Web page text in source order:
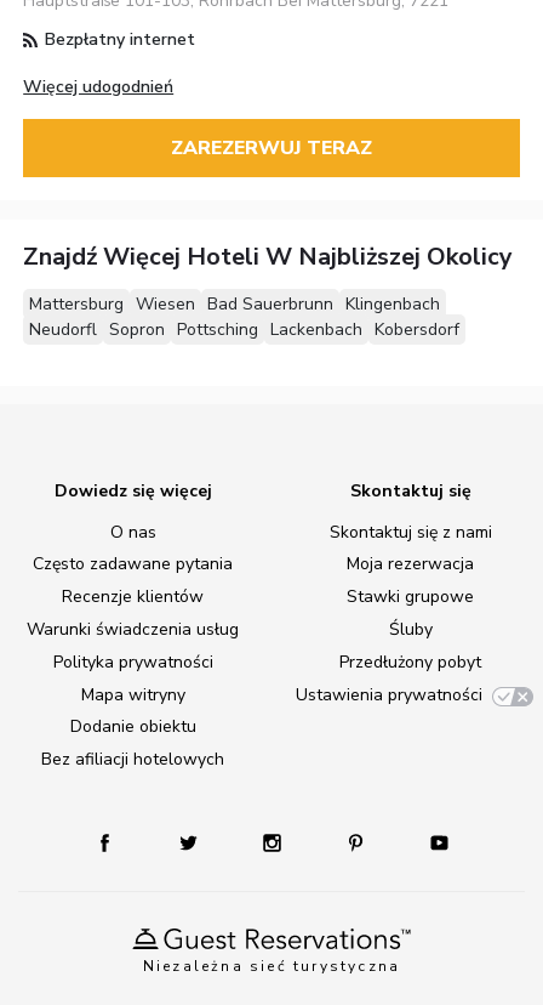
Bezpłatny internet
Więcej udogodnień
ZAREZERWUJ TERAZ
Znajdź Więcej Hoteli W Najbliższej Okolicy
Mattersburg Wiesen Bad Sauerbrunn Klingenbach
Neudorfl Sopron Pottsching Lackenbach Kobersdorf
Niezależna sieć turystyczna
Dowiedz się więcej
O nas
Często zadawane pytania
Recenzje klientów
Warunki świadczenia usług
Polityka prywatności
Mapa witryny
Dodanie obiektu
Bez afiliacji hotelowych
Skontaktuj się
Skontaktuj się z nami
Moja rezerwacja
Stawki grupowe
Śluby
Przedłużony pobyt
Ustawienia prywatności